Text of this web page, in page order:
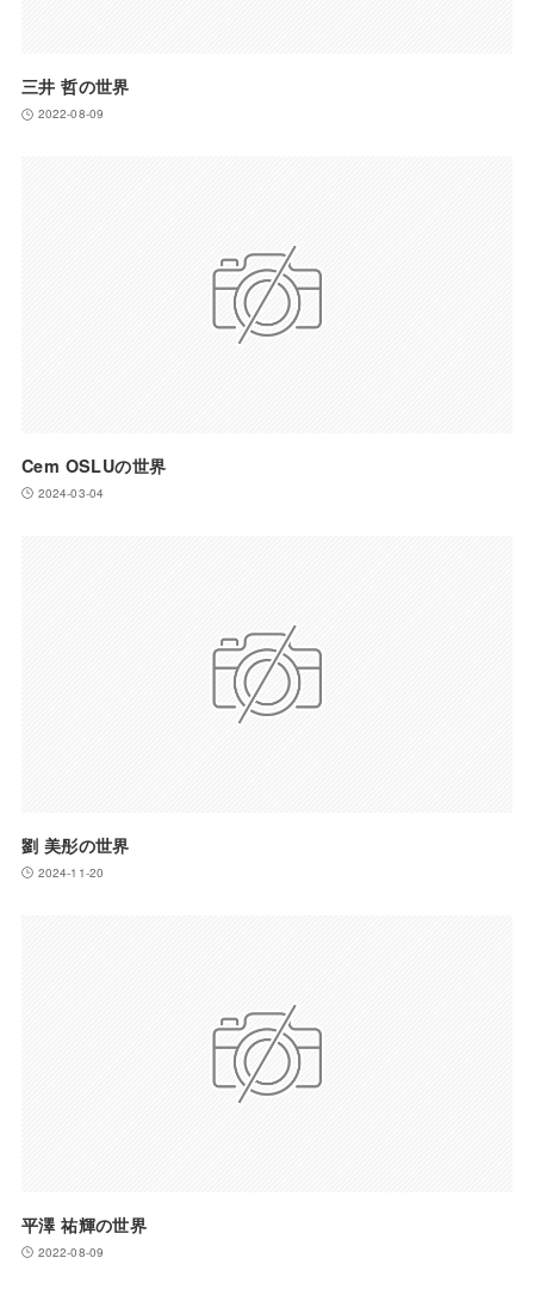
三井 哲の世界
2022-08-09
Cem OSLUの世界
2024-03-04
劉 美彤の世界
2024-11-20
平澤 祐輝の世界
2022-08-09